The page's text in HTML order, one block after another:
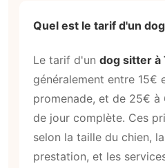
Quel est le tarif d'un
Le tarif d'un dog sitter à
généralement entre 15€
promenade, et de 25€
de jour complète. Ces
selon la taille du chien,
prestation, et les